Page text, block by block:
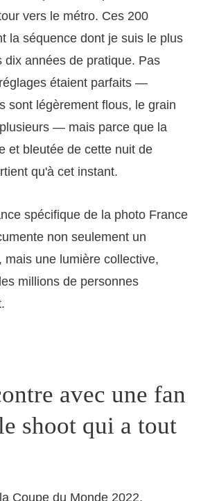
vers le métro. Ces 200
la séquence dont je suis le plus
dix années de pratique. Pas
étaient parfaits —
sont légèrement flous, le grain
— mais parce que la
et bleutée de cette nuit de
qu'à cet instant.
spécifique de la photo France
non seulement un
mais une lumière collective,
millions de personnes
avec une fan
shoot qui a tout
Coupe du Monde 2022,